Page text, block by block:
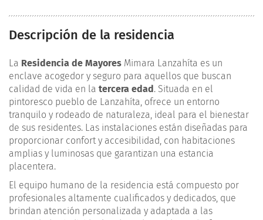
Descripción de la residencia
La Residencia de Mayores Mimara Lanzahíta es un
enclave acogedor y seguro para aquellos que buscan
calidad de vida en la tercera edad. Situada en el
pintoresco pueblo de Lanzahíta, ofrece un entorno
tranquilo y rodeado de naturaleza, ideal para el bienestar
de sus residentes. Las instalaciones están diseñadas para
proporcionar confort y accesibilidad, con habitaciones
amplias y luminosas que garantizan una estancia
placentera.
El equipo humano de la residencia está compuesto por
profesionales altamente cualificados y dedicados, que
brindan atención personalizada y adaptada a las